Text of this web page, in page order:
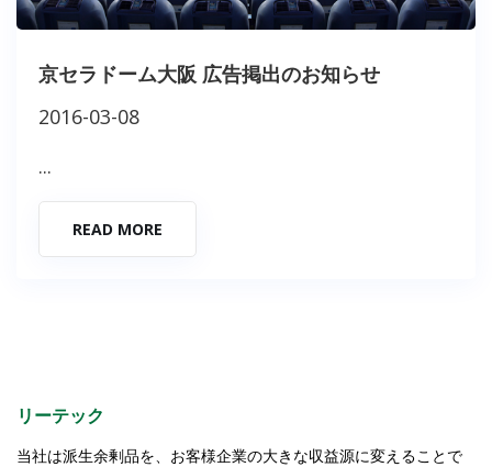
京セラドーム大阪 広告掲出のお知らせ
2016-03-08
...
READ MORE
リーテック
当社は派生余剰品を、お客様企業の大きな収益源に変えることで